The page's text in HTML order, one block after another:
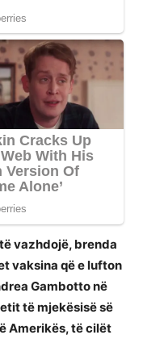
vazhdojë, brenda
vaksina që e lufton
Gambotto në
të mjekësisë së
Amerikës, të cilët